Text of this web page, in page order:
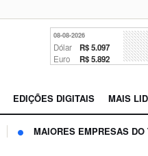
08-08-2026
Dólar R$ 5.097
Euro R$ 5.892
EDIÇÕES DIGITAIS MAIS
MAIORES EMPRESAS DO